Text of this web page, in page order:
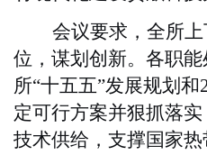
会议要求，全所
位，谋划创新。各职
所“十五五”发展规划和
定可行方案并狠抓落
技术供给，支撑国家